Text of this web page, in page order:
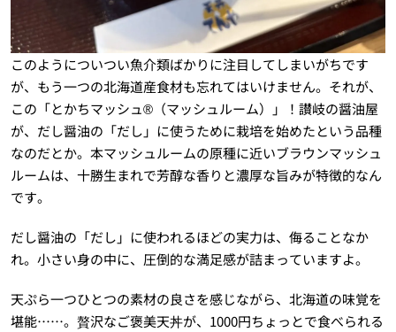
このようについつい魚介類ばかりに注目してしまいがちです
が、もう一つの北海道産食材も忘れてはいけません。それが、
この「とかちマッシュ®︎（マッシュルーム）」！讃岐の醤油屋
が、だし醤油の「だし」に使うために栽培を始めたという品種
なのだとか。本マッシュルームの原種に近いブラウンマッシュ
ルームは、十勝生まれで芳醇な香りと濃厚な旨みが特徴的なん
です。
だし醤油の「だし」に使われるほどの実力は、侮ることなか
れ。小さい身の中に、圧倒的な満足感が詰まっていますよ。
天ぷら一つひとつの素材の良さを感じながら、北海道の味覚を
堪能……。贅沢なご褒美天丼が、1000円ちょっとで食べられる